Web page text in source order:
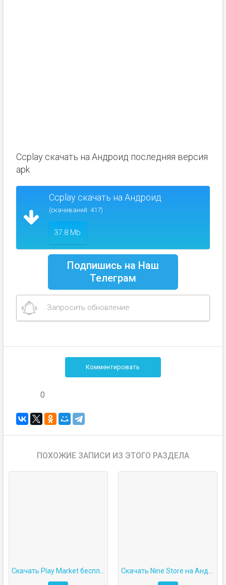
Ccplay скачать на Андроид последняя версия
apk
Ccplay скачать на Андроид
(скачиваний: 417)
37.8 Mb
Подпишись на Наш
Телеграм
Запросить обновление
Комментировать
0
ПОХОЖИЕ ЗАПИСИ ИЗ ЭТОГО РАЗДЕЛА